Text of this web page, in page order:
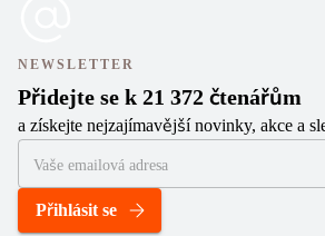
NEWSLETTER
Přidejte se k 21 372 čtenářům
a získejte nejzajímavější novinky, akce a
Přihlásit se